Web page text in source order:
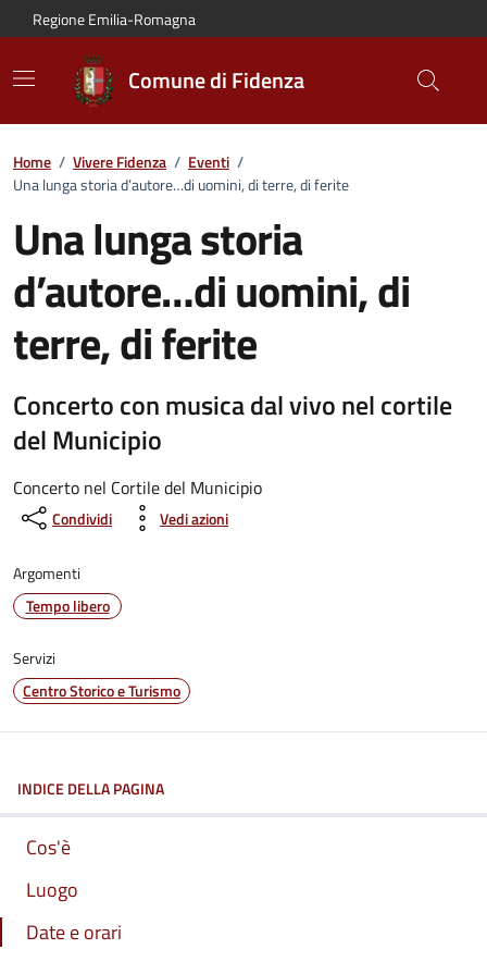
Vai al contenuto principale
Vai alla navigazione del sito
Vai al piede di pagina
Regione Emilia-Romagna
Comune di Fidenza
Home / Vivere Fidenza / Eventi /
Una lunga storia d’autore…di uomini, di terre, di ferite
Una lunga storia
d’autore…di uomini, di
terre, di ferite
Dettagli dell'evento:
Concerto con musica dal vivo nel cortile
del Municipio
Concerto nel Cortile del Municipio
Condividi Vedi azioni
Argomenti
Tempo libero
Servizi
Centro Storico e Turismo
INDICE DELLA PAGINA
Cos'è
Luogo
Date e orari